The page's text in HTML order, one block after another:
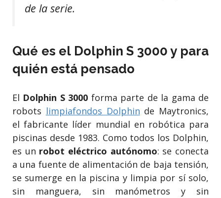
de la serie.
Qué es el Dolphin S 3000 y para
quién está pensado
El Dolphin S 3000 forma parte de la gama de
robots limpiafondos Dolphin de Maytronics,
el fabricante líder mundial en robótica para
piscinas desde 1983. Como todos los Dolphin,
es un robot eléctrico autónomo: se conecta
a una fuente de alimentación de baja tensión,
se sumerge en la piscina y limpia por sí solo,
sin manguera, sin manómetros y sin